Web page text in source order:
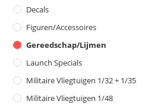
Decals
Figuren/Accessoires
Gereedschap/Lijmen
Launch Specials
Militaire Vliegtuigen 1/32 + 1/35
Militaire Vliegtuigen 1/48